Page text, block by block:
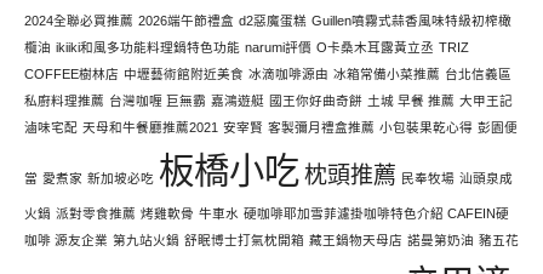
2024全聯必買推薦 2026端午節禮盒 d2惡魔蛋糕 Guillen噴霧式蒜香風味特級初榨橄
欖油 ikiiki和風多功能料理鍋特色功能 narumi評價 O卡桑木耳露黃立丞 TRIZ
COFFEE樹林店 中壢藝術館附近美食 冰滴咖啡源由 冰箱常備小菜推薦 台北信義區
私廚料理推薦 台灣咖喱 巨無霸 嘉鴻遊艇 國王你好曲奇餅 土城 早餐 推薦 大甲王記
滷味宅配 天母和牛餐廳推薦2021 安宰賢 客製彌月禮盒推薦 小包裝果乾心得 彭園便
當 愛煮家 新加坡必吃 板橋小吃枕頭推薦 民奉牧場 汕頭泉成
火鍋 派對零食推薦 烤雞軟骨 牛車水 硬咖啡耶加雪菲濾掛咖啡特色介紹 CAFEIN硬
咖啡 源友企業 第九站火鍋 舒眠博士打氣枕開箱 藏王鍋物天母店 諾曼第奶油 豬五花